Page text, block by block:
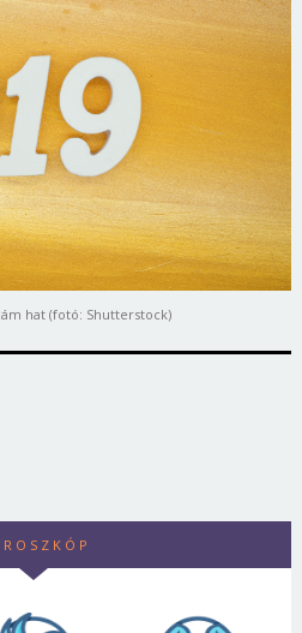
hat (fotó: Shutterstock)